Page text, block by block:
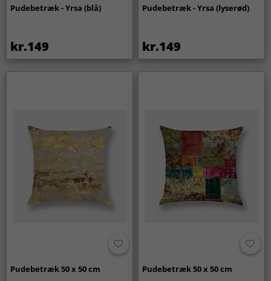
Pudebetræk - Yrsa (blå)
kr.149
Pudebetræk - Yrsa (lyserød)
kr.149
Pudebetræk 50 x 50 cm Pudebetræk 50 x 50 cm